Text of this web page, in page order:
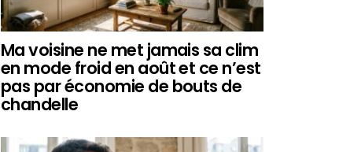
Ma voisine ne met jamais sa clim
en mode froid en août et ce n’est
pas par économie de bouts de
chandelle